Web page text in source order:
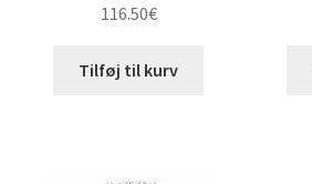
116.50€
Tilføj til kurv